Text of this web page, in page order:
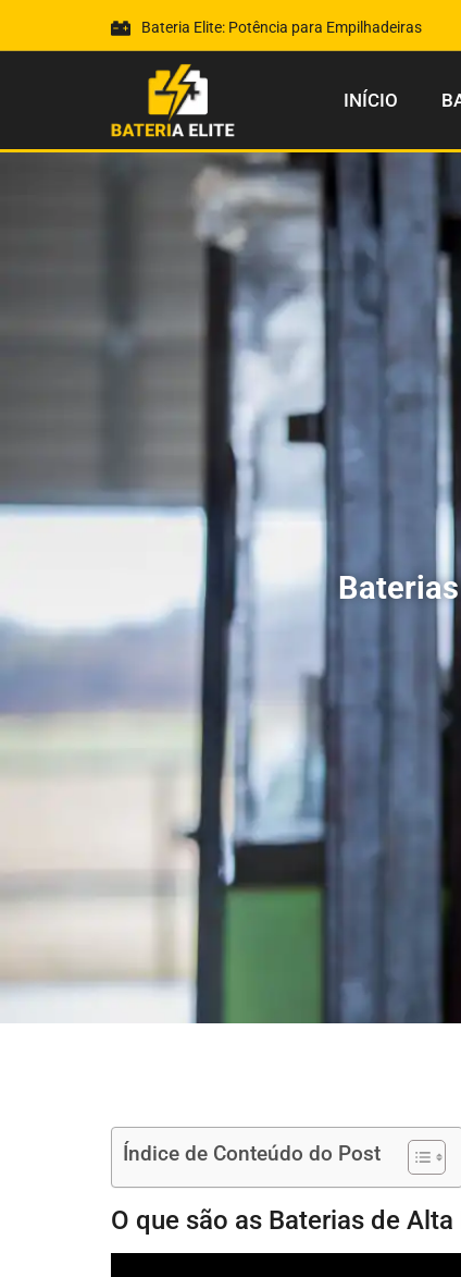
Bateria Elite: Potência para Empilhadeiras
INÍCIO
Índice de Conteúdo do Post
O que são as Baterias de